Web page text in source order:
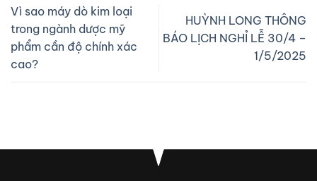
Vì sao máy dò kim loại
trong ngành dược mỹ
phẩm cần độ chính xác
cao?
HUỲNH LONG THÔNG
BÁO LỊCH NGHỈ LỄ 30/4 –
1/5/2025